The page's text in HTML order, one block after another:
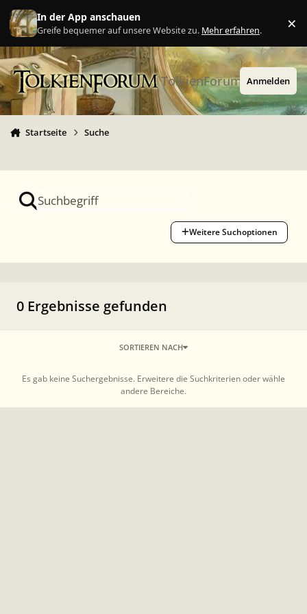
Zu Inhalt springen
In der App anschauen
Greife bequemer auf unsere Website zu. Mehr erfahren. ×
TolkienForum Anmelden
Startseite Suche
Weitere Suchoptionen
0 Ergebnisse gefunden
SORTIEREN NACH
Es gab keine Suchergebnisse. Erweitere die Suchkriterien oder wähle
andere Bereiche.